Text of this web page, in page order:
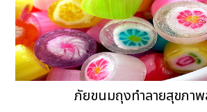
ภัยขนมถุงทำลายสุขภา